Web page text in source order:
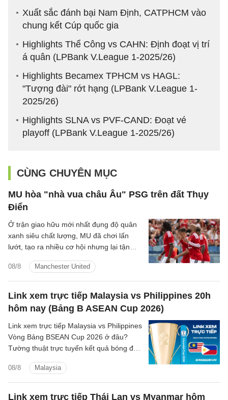
Xuất sắc đánh bại Nam Định, CATPHCM vào
chung kết Cúp quốc gia
Highlights Thể Công vs CAHN: Định đoạt vị trí
á quân (LPBank V.League 1-2025/26)
Highlights Becamex TPHCM vs HAGL:
"Tượng đài" rớt hạng (LPBank V.League 1-
2025/26)
Highlights SLNA vs PVF-CAND: Đoạt vé
playoff (LPBank V.League 1-2025/26)
CÙNG CHUYÊN MỤC
MU hòa "nhà vua châu Âu" PSG trên đất Thụy
Điển
08/8 Manchester United
Ở trận giao hữu mới nhất đụng độ quân
xanh siêu chất lượng, MU đã chơi lấn
lướt, tạo ra nhiều cơ hội nhưng lại tận
quả hòa.
Link xem trực tiếp Malaysia vs Philippines 20h
hôm nay (Bảng B ASEAN Cup 2026)
08/8 Malaysia
Link xem trực tiếp Malaysia vs Philippines
Vòng Bảng BSEAN Cup 2026 ở đâu?
Tường thuật trực tuyến kết quả bóng đá
sóng nào?
Link xem trực tiếp Thái Lan vs Myanmar hôm